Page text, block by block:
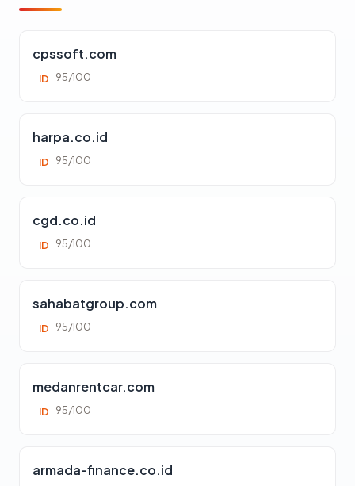
cpssoft.com
ID 95/100
harpa.co.id
ID 95/100
cgd.co.id
ID 95/100
sahabatgroup.com
ID 95/100
medanrentcar.com
ID 95/100
armada-finance.co.id